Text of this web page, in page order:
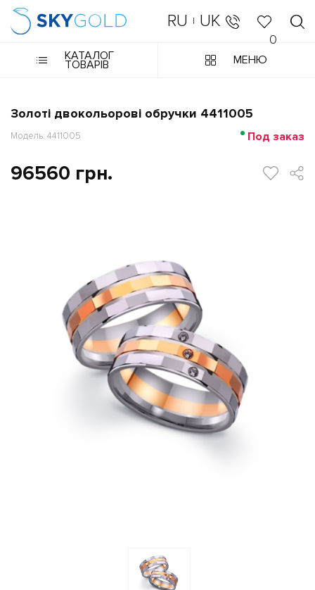
RU | UK
0
КАТАЛОГ
ТОВАРІВ МЕНЮ
Золоті двокольорові обручки 4411005
Модель: 4411005 Под заказ
96560 грн.